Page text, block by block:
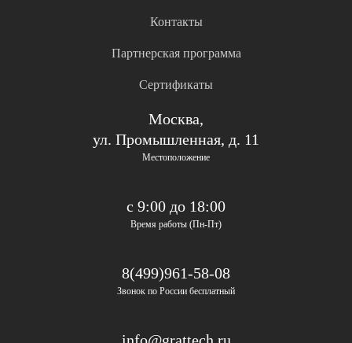
Контакты
Партнерская программа
Сертификаты
Москва,
ул. Промышленная, д. 11
Местоположение
с 9:00 до 18:00
Время работы (Пн-Пт)
8(499)961-58-08
Звонок по России бесплатный